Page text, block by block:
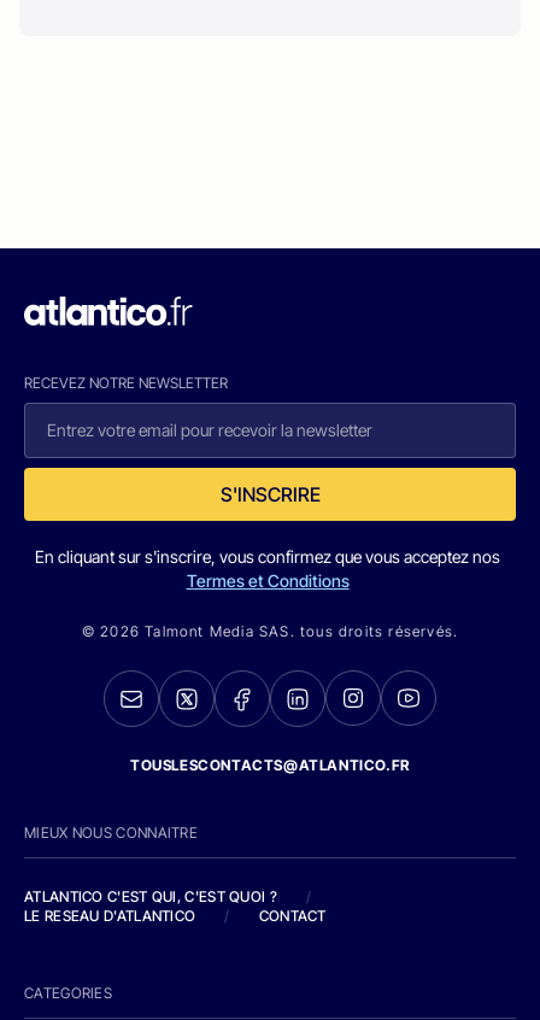
RECEVEZ NOTRE NEWSLETTER
S'INSCRIRE
En cliquant sur s'inscrire, vous confirmez que vous acceptez nos
Termes et Conditions
© 2026 Talmont Media SAS. tous droits réservés.
TOUSLESCONTACTS@ATLANTICO.FR
MIEUX NOUS CONNAITRE
ATLANTICO C'EST QUI, C'EST QUOI ?
/
LE RESEAU D'ATLANTICO
/ CONTACT
CATEGORIES